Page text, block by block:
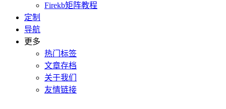
Firekb矩阵教程
定制
导航
更多
热门标签
文章存档
关于我们
友情链接